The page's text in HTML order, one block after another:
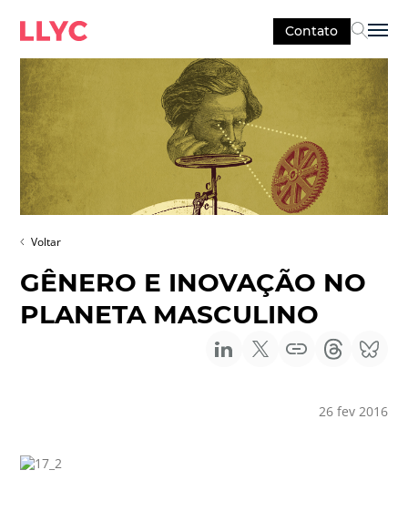
Contato
Voltar
GÊNERO E INOVAÇÃO NO
PLANETA MASCULINO
26 fev 2016